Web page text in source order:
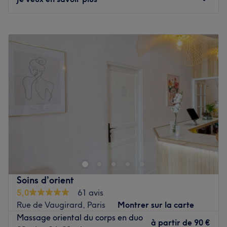
À bientôt chez Blinki, vos experts en soins et
Voir le salon –20:00
Mercredi
20:00
Jeudi
Vendredi
11:00–20:00
Samedi
11:00–20:00
Dimanche
11:00–20:00
Chi Va Thaï - Émile Zola est un salon de massage situé
dans le 15ème arrondissement de Paris, au cœur du
quartier Commerce et à deux pas du métro Charles
Découvrez un très beau salon, joliment décoré de
mobiliers et d'objets orientaux. L'endroit est très agréable
et sa sobriété apporte une touche d'élégance et de bien-
être. Très rapidement on se sent entre de bonnes mains,
Soins d’orient
5,0
61 avis
Rue de Vaugirard, Paris
Montrer sur la carte
Massage oriental du corps en duo
à partir de 90 €